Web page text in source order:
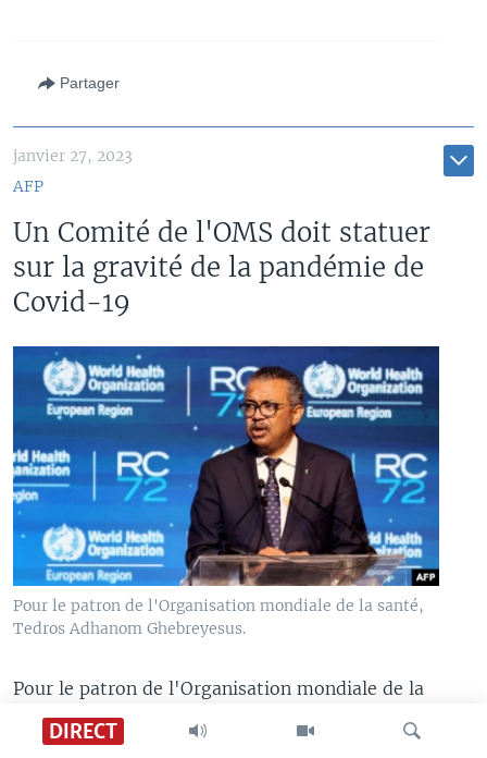
DIRECT
Partager
janvier 27, 2023
AFP
Un Comité de l'OMS doit statuer
sur la gravité de la pandémie de
Covid-19
Pour le patron de l'Organisation mondiale de la santé,
Tedros Adhanom Ghebreyesus.
Pour le patron de l'Organisation mondiale de la
santé, Tedros Adhanom Ghebreyesus, la réponse
ne semble guère faire de doute.